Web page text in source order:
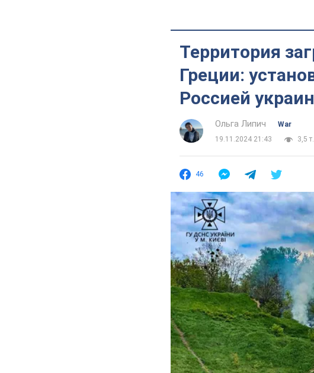
Территория
Греции:
Россией
Ольга Липич
War
19.11.2024 21:43
3,5 т.
46